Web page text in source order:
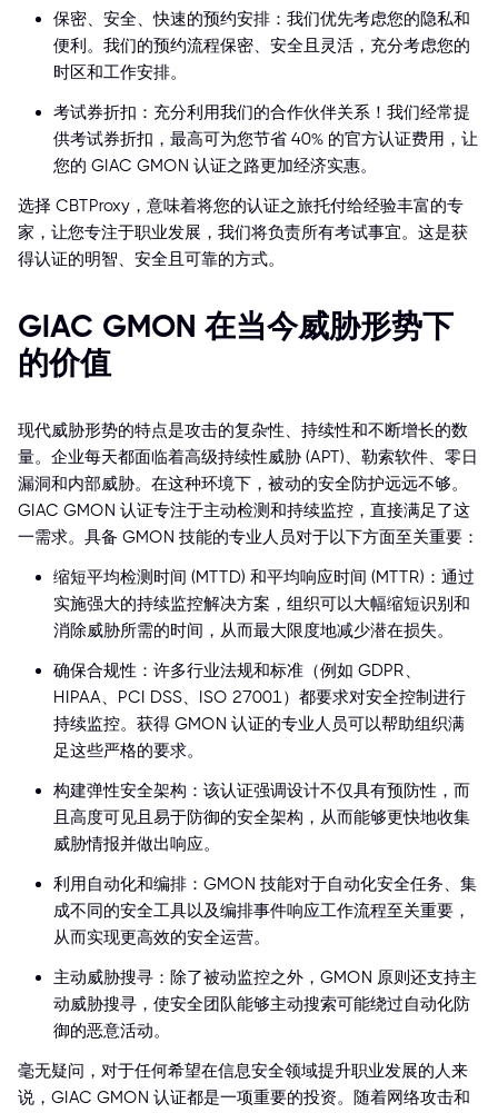
保密、安全、快速的预约安排：我们优先考虑您的隐私和
便利。我们的预约流程保密、安全且灵活，充分考虑您的
时区和工作安排。
考试券折扣：充分利用我们的合作伙伴关系！我们经常提
供考试券折扣，最高可为您节省 40% 的官方认证费用，让
您的 GIAC GMON 认证之路更加经济实惠。
选择 CBTProxy，意味着将您的认证之旅托付给经验丰富的专
家，让您专注于职业发展，我们将负责所有考试事宜。这是获
得认证的明智、安全且可靠的方式。
GIAC GMON 在当今威胁形势下
的价值
现代威胁形势的特点是攻击的复杂性、持续性和不断增长的数
量。企业每天都面临着高级持续性威胁 (APT)、勒索软件、零日
漏洞和内部威胁。在这种环境下，被动的安全防护远远不够。
GIAC GMON 认证专注于主动检测和持续监控，直接满足了这
一需求。具备 GMON 技能的专业人员对于以下方面至关重要：
缩短平均检测时间 (MTTD) 和平均响应时间 (MTTR)：通过
实施强大的持续监控解决方案，组织可以大幅缩短识别和
消除威胁所需的时间，从而最大限度地减少潜在损失。
确保合规性：许多行业法规和标准（例如 GDPR、
HIPAA、PCI DSS、ISO 27001）都要求对安全控制进行
持续监控。获得 GMON 认证的专业人员可以帮助组织满
足这些严格的要求。
构建弹性安全架构：该认证强调设计不仅具有预防性，而
且高度可见且易于防御的安全架构，从而能够更快地收集
威胁情报并做出响应。
利用自动化和编排：GMON 技能对于自动化安全任务、集
成不同的安全工具以及编排事件响应工作流程至关重要，
从而实现更高效的安全运营。
主动威胁搜寻：除了被动监控之外，GMON 原则还支持主
动威胁搜寻，使安全团队能够主动搜索可能绕过自动化防
御的恶意活动。
毫无疑问，对于任何希望在信息安全领域提升职业发展的人来
说，GIAC GMON 认证都是一项重要的投资。随着网络攻击和